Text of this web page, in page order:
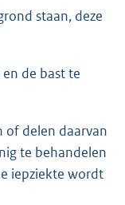
staan, deze
de bast te
of delen daarvan
te behandelen
iepziekte wordt